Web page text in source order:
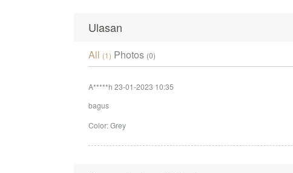
Ulasan
All (1) Photos (0)
A*****h 23-01-2023 10:35
bagus
Color: Grey